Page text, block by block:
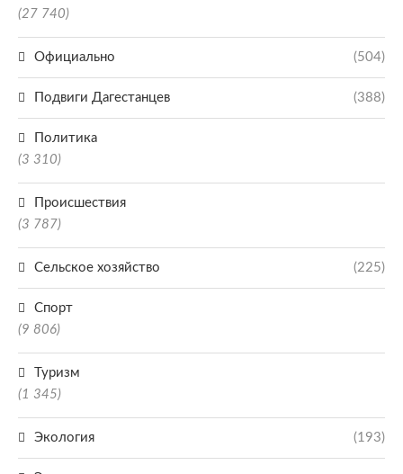
(27 740)
Официально (504)
Подвиги Дагестанцев (388)
Политика
(3 310)
Происшествия
(3 787)
Сельское хозяйство (225)
Спорт
(9 806)
Туризм
(1 345)
Экология (193)